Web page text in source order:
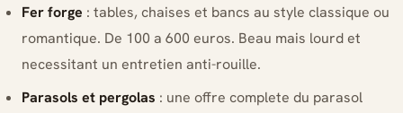
Fer forge : tables, chaises et bancs au style classique ou
romantique. De 100 a 600 euros. Beau mais lourd et
necessitant un entretien anti-rouille.
Parasols et pergolas : une offre complete du parasol